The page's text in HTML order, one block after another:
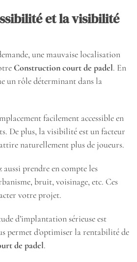
et la visibilité
une mauvaise localisation
Construction court de padel. En
un rôle déterminant dans la
facilement accessible en
De plus, la visibilité est un facteur
naturellement plus de joueurs.
aussi prendre en compte les
bruit, voisinage, etc. Ces
votre projet.
d’implantation sérieuse est
permet d’optimiser la rentabilité de
de padel.